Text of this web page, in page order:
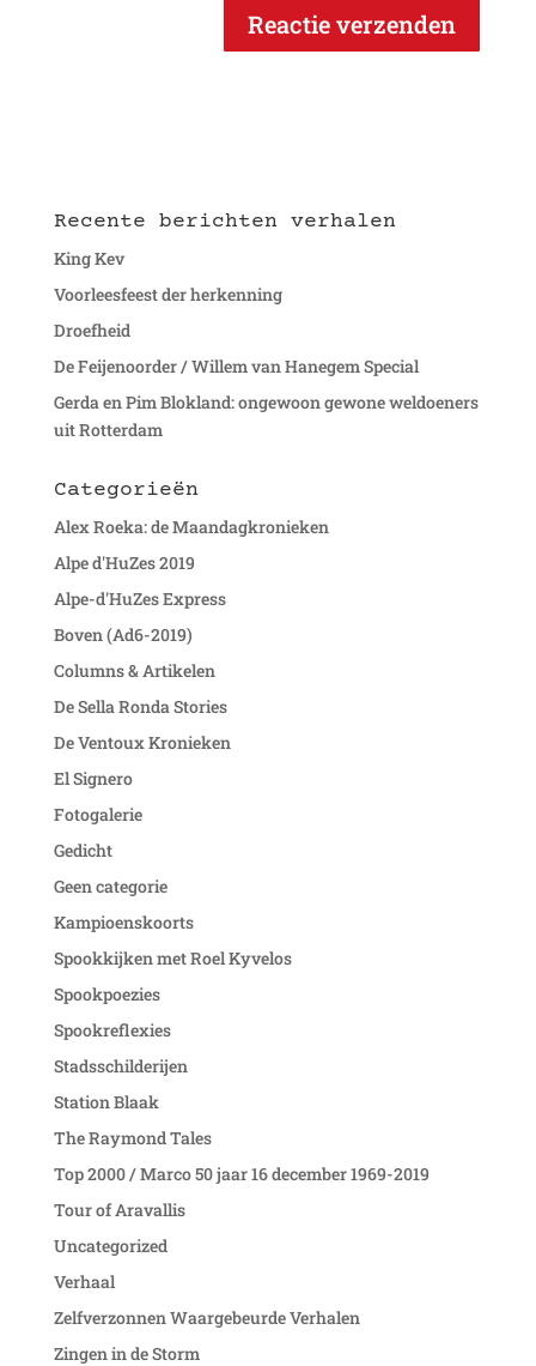
Recente berichten verhalen
King Kev
Voorleesfeest der herkenning
Droefheid
De Feijenoorder / Willem van Hanegem Special
Gerda en Pim Blokland: ongewoon gewone weldoeners
uit Rotterdam
Categorieën
Alex Roeka: de Maandagkronieken
Alpe d'HuZes 2019
Alpe-d'HuZes Express
Boven (Ad6-2019)
Columns & Artikelen
De Sella Ronda Stories
De Ventoux Kronieken
El Signero
Fotogalerie
Gedicht
Geen categorie
Kampioenskoorts
Spookkijken met Roel Kyvelos
Spookpoezies
Spookreflexies
Stadsschilderijen
Station Blaak
The Raymond Tales
Top 2000 / Marco 50 jaar 16 december 1969-2019
Tour of Aravallis
Uncategorized
Verhaal
Zelfverzonnen Waargebeurde Verhalen
Zingen in de Storm